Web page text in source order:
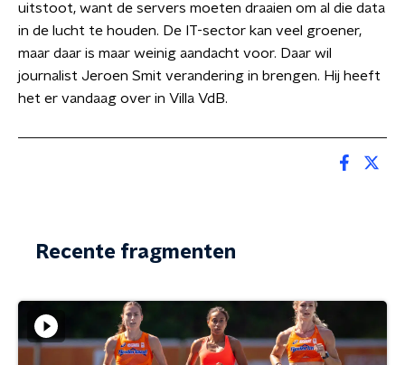
uitstoot, want de servers moeten draaien om al die data
in de lucht te houden. De IT-sector kan veel groener,
maar daar is maar weinig aandacht voor. Daar wil
journalist Jeroen Smit verandering in brengen. Hij heeft
het er vandaag over in Villa VdB.
Recente fragmenten